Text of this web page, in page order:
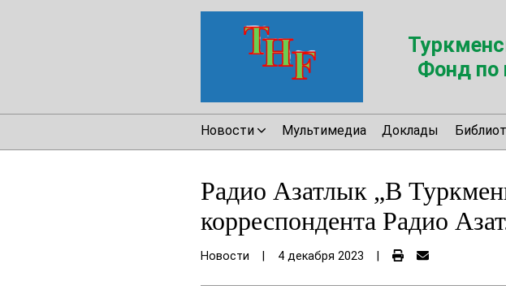
Фонд по
Новости Мультимедиа Доклады
Радио Азатлык „В
корреспондента Радио
Новости 4 декабря 2023